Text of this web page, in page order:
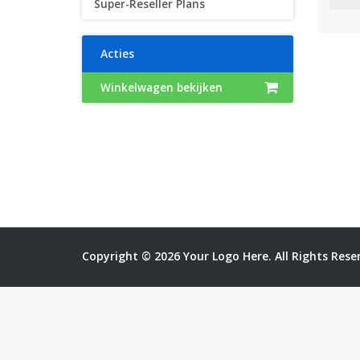
Super-Reseller Plans
Acties
Winkelwagen bekijken
Copyright © 2026 Your Logo Here. All Rights